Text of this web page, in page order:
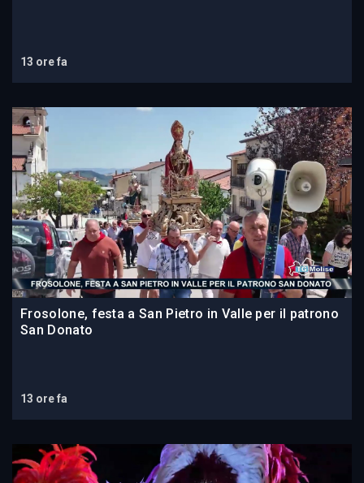
13 ore fa
Frosolone, festa a San Pietro in Valle per il patrono
San Donato
13 ore fa